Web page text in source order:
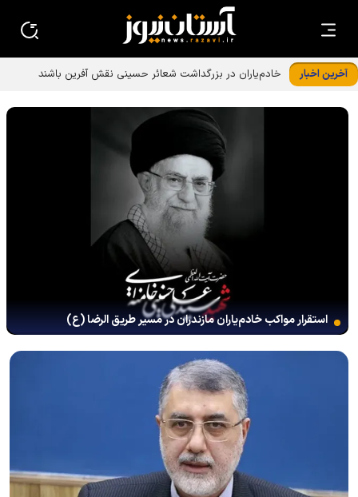
آخرین اخبار
استقرار مواکب خادم‌یاران مازندران در مسیر طریق الرضا (ع)